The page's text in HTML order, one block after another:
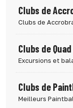
Clubs de
Clubs de
Clubs de
Excursions et
Clubs de
Meilleurs